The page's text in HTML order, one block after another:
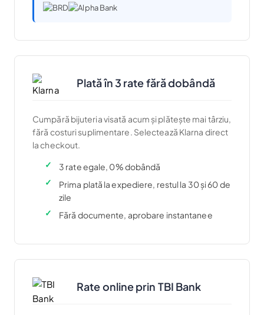
Plată în 3 rate fără dobândă
Cumpără bijuteria visată acum și plătește mai târziu,
fără costuri suplimentare. Selectează Klarna direct
la checkout.
3 rate egale, 0% dobândă
Prima plată la expediere, restul la 30 și 60 de
zile
Fără documente, aprobare instantanee
Rate online prin TBI Bank